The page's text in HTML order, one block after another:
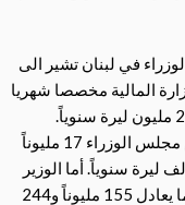
في لبنان تشير الى
المالية مخصصا شهريا
قدره 18 مليوناً و750 ألف ليرة شهرياً، أي 225 مليون ليرة سنوياً.
ويتقاضى كل من رئيس مجلس النواب ورئيس مجلس الوزراء 17 مليوناً
ألف ليرة شهرياً، أي 212 مليوناً و844 ألف ليرة سنوياً. أما الوزير
فراتبه الشهري 12 مليوناً و937 ألف ليرة، أو ما يعادل 155 مليوناً و244